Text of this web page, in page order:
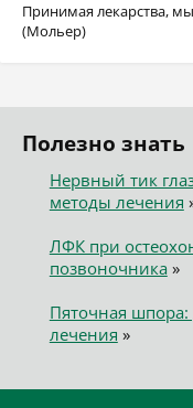
Принимая лекарства,
(Мольер)
Полезно знать
Нервный тик
методы лечения
ЛФК при
позвоночника»
Пяточная
лечения »